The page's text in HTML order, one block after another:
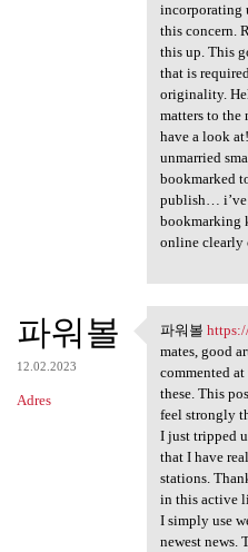
incorporating
this concern.
this up. This
that is
originality.
matters to the
have a look
unmarried
bookmarked
publish… i’ve
bookmarking
online clearly
파워볼
12.02.2023
Adres
파워볼
파워볼
mates, good
commented
these. This
feel strongly
I just tripped
that I have
stations.
in this active
I simply use
newest news.